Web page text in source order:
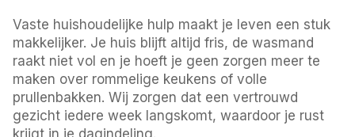
Vaste huishoudelijke hulp maakt je leven een stuk
makkelijker. Je huis blijft altijd fris, de wasmand
raakt niet vol en je hoeft je geen zorgen meer te
maken over rommelige keukens of volle
prullenbakken. Wij zorgen dat een vertrouwd
gezicht iedere week langskomt, waardoor je rust
krijgt in je dagindeling.